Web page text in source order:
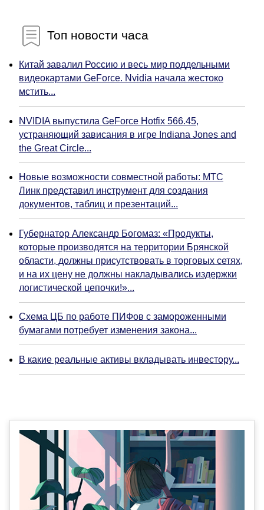
Топ новости часа
Китай завалил Россию и весь мир поддельными
видеокартами GeForce. Nvidia начала жестоко
мстить...
NVIDIA выпустила GeForce Hotfix 566.45,
устраняющий зависания в игре Indiana Jones and
the Great Circle...
Новые возможности совместной работы: МТС
Линк представил инструмент для создания
документов, таблиц и презентаций...
Губернатор Александр Богомаз: «Продукты,
которые производятся на территории Брянской
области, должны присутствовать в торговых сетях,
и на их цену не должны накладывались издержки
логистической цепочки!»...
Схема ЦБ по работе ПИФов с замороженными
бумагами потребует изменения закона...
В какие реальные активы вкладывать инвестору...